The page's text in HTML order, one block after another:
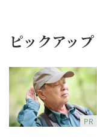
ピックアップ
PR